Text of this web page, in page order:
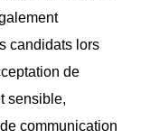
candidats lors
de
sensible,
communication